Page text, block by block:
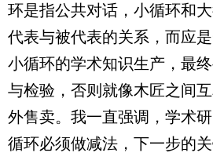
环是指公共对话，小循环和
代表与被代表的关系，而应是
小循环的学术知识生产，最
与检验，否则就像木匠之间
外售卖。我一直强调，学术
循环必须做减法，下一步的